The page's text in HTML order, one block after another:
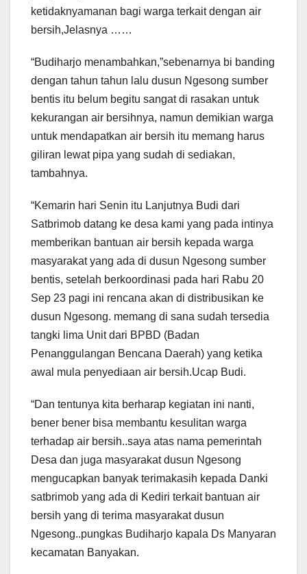
ketidaknyamanan bagi warga terkait dengan air
bersih,Jelasnya ……
“Budiharjo menambahkan,”sebenarnya bi banding
dengan tahun tahun lalu dusun Ngesong sumber
bentis itu belum begitu sangat di rasakan untuk
kekurangan air bersihnya, namun demikian warga
untuk mendapatkan air bersih itu memang harus
giliran lewat pipa yang sudah di sediakan,
tambahnya.
“Kemarin hari Senin itu Lanjutnya Budi dari
Satbrimob datang ke desa kami yang pada intinya
memberikan bantuan air bersih kepada warga
masyarakat yang ada di dusun Ngesong sumber
bentis, setelah berkoordinasi pada hari Rabu 20
Sep 23 pagi ini rencana akan di distribusikan ke
dusun Ngesong. memang di sana sudah tersedia
tangki lima Unit dari BPBD (Badan
Penanggulangan Bencana Daerah) yang ketika
awal mula penyediaan air bersih.Ucap Budi.
“Dan tentunya kita berharap kegiatan ini nanti,
bener bener bisa membantu kesulitan warga
terhadap air bersih..saya atas nama pemerintah
Desa dan juga masyarakat dusun Ngesong
mengucapkan banyak terimakasih kepada Danki
satbrimob yang ada di Kediri terkait bantuan air
bersih yang di terima masyarakat dusun
Ngesong..pungkas Budiharjo kapala Ds Manyaran
kecamatan Banyakan.